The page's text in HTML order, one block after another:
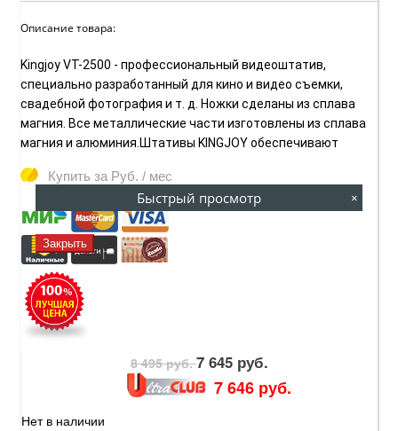
Описание товара:
Kingjoy VT-2500 - профессиональный видеоштатив,
специально разработанный для кино и видео съемки,
свадебной фотография и т. д. Ножки сделаны из сплава
магния. Все металлические части изготовлены из сплава
магния и алюминия.Штативы KINGJOY обеспечивают
Купить за Руб. / мес
8 495 руб.7 645 руб.
7 646 руб.
Нет в наличии
Быстрый просмотр ×
Закрыть